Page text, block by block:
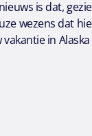
is dat,
wezens dat
in